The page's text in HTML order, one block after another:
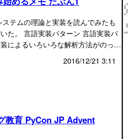
テムの理論と実装を読んでみたも
た。 言語実装パターン 言語実装パ
によるいろいろな解析方法がのっ…
2016/12/21 3:11
教育 PyCon JP Advent